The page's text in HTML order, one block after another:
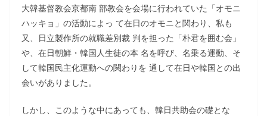
大韓基督教会京都南 部教会を会場に行われていた「オモニ
ハッキョ」の活動によっ て在日のオモニと関わり、私も
又、日立製作所の就職差別裁 判を担った「朴君を囲む会」
や、在日朝鮮・韓国人生徒の本 名を呼び、名乗る運動、そ
して韓国民主化運動への関わりを 通して在日や韓国との出
会いがありました。
しかし、このような中にあっても、韓日共助会の礎とな